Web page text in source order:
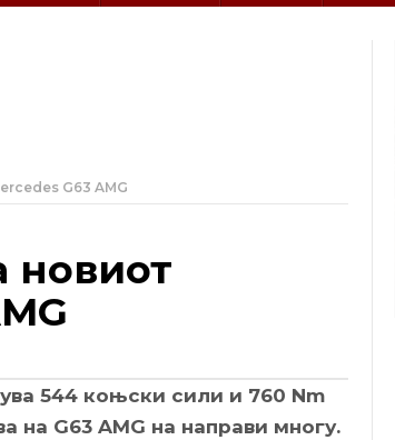
G63 AMG
новиот
544 коњски сили и 760 Nm
G63 AMG на направи многу.